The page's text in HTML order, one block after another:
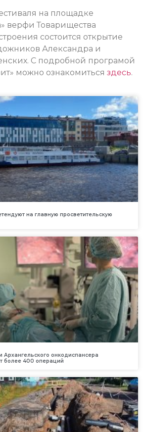
на площадке
верфи Товарищества
состоится открытие
Александра и
С подробной програмой
можно ознакомиться здесь.
на главную просветительскую
Архангельского онкодиспансера
более 400 операций